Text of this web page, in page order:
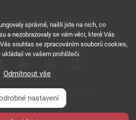
RSS feed
Reklama
soukromí
Cookies Kariéra
- 2026 NetComp, spol. s r.o.
práva vyhrazena.
správně, našli jste na nich, co
a nezobrazovaly se vám věci, které Vás
souhlas se zpracováním souborů cookies,
ve vašem prohlížeči.
Odmítnout vše
nastavení